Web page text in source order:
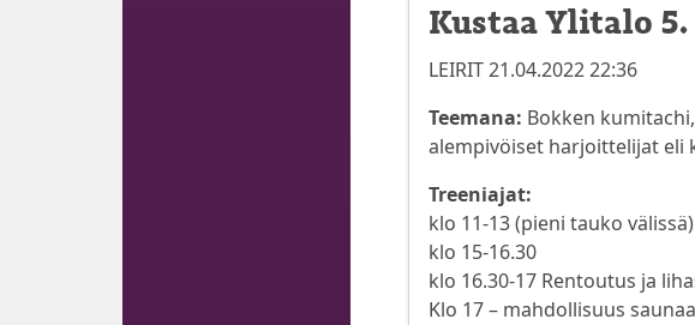
Kustaa Ylitalo 5.
LEIRIT 21.04.2022 22:36
Teemana: Bokken
alempivöiset harjoittelijat eli
Treeniajat:
klo 11-13 (pieni tauko välissä)
klo 15-16.30
klo 16.30-17 Rentoutus ja
Klo 17 – mahdollisuus